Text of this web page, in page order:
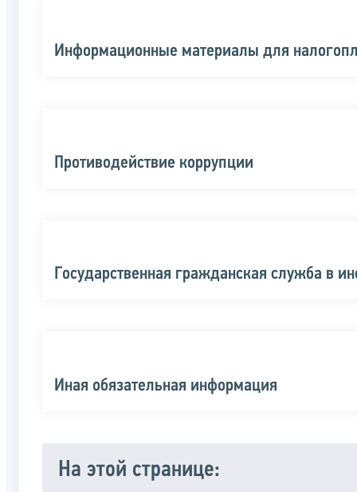
Информационные материалы для
Противодействие коррупции
Государственная гражданская служба в
Иная обязательная информация
На этой странице: